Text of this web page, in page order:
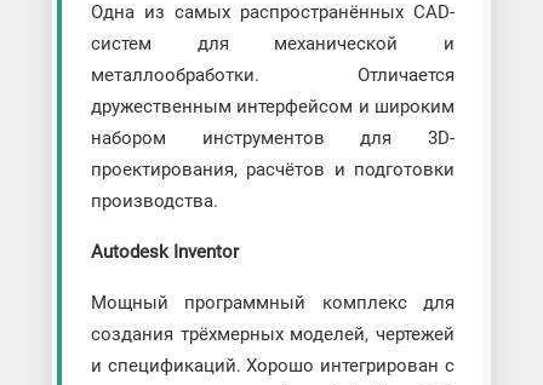
Одна из самых распространённых CAD-
систем для механической и
металлообработки. Отличается
дружественным интерфейсом и широким
набором инструментов для 3D-
проектирования, расчётов и подготовки
производства.
Autodesk Inventor
Мощный программный комплекс для
создания трёхмерных моделей, чертежей
и спецификаций. Хорошо интегрирован с